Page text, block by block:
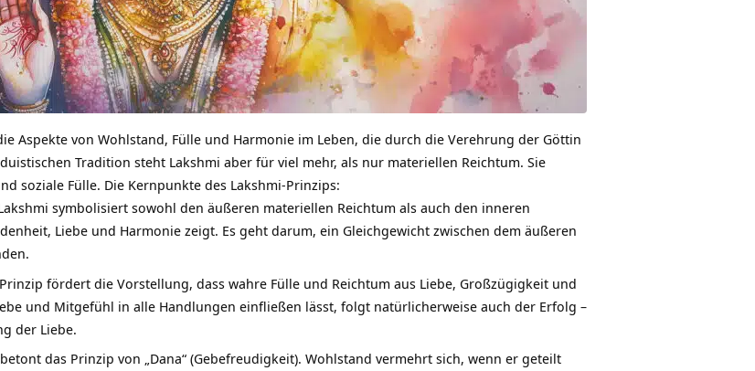
Aspekte von Wohlstand, Fülle und Harmonie im Leben, die durch die Verehrung der Göttin
Tradition steht Lakshmi aber für viel mehr, als nur materiellen Reichtum. Sie
soziale Fülle. Die Kernpunkte des Lakshmi-Prinzips:
symbolisiert sowohl den äußeren materiellen Reichtum als auch den inneren
Liebe und Harmonie zeigt. Es geht darum, ein Gleichgewicht zwischen dem äußeren
fördert die Vorstellung, dass wahre Fülle und Reichtum aus Liebe, Großzügigkeit und
und Mitgefühl in alle Handlungen einfließen lässt, folgt natürlicherweise auch der Erfolg –
der Liebe.
das Prinzip von „Dana“ (Gebefreudigkeit). Wohlstand vermehrt sich, wenn er geteilt